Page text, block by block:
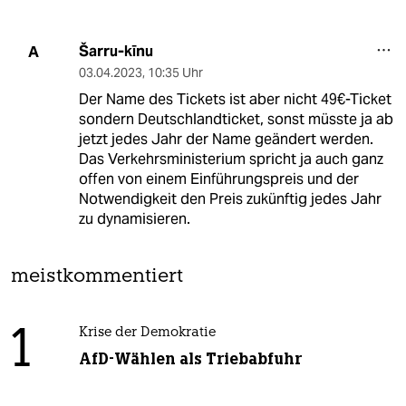
A Šarru-kīnu
03.04.2023, 10:35 Uhr
Der Name des Tickets ist aber nicht 49€-Ticket
sondern Deutschlandticket, sonst müsste ja ab
jetzt jedes Jahr der Name geändert werden.
Das Verkehrsministerium spricht ja auch ganz
offen von einem Einführungspreis und der
Notwendigkeit den Preis zukünftig jedes Jahr
zu dynamisieren.
meistkommentiert
1 Krise der Demokratie
AfD-Wählen als Triebabfuhr